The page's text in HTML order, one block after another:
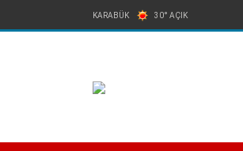
KARABÜK 30° AÇIK